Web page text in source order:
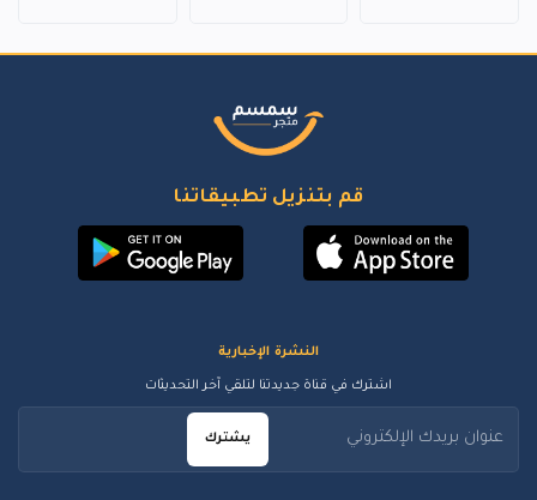
قم بتنزيل تطبيقاتنا
النشرة الإخبارية
اشترك في قناة جديدتنا لتلقي آخر التحديثات
يشترك